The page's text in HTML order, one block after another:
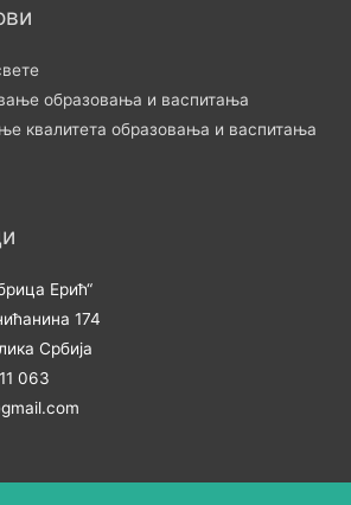
образовања и васпитања
квалитета образовања и васпитања
Ерић“
174
Србија
063